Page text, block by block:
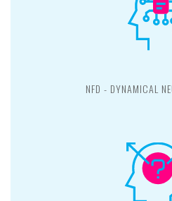
NFD - DYNAMICAL